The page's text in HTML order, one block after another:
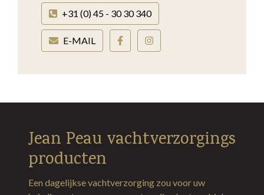
+31 (0) 45 - 30 30 340
E-MAIL
Jean Peau vachtverzorgings
producten
Een dagelijkse vachtverzorging zou voor uw